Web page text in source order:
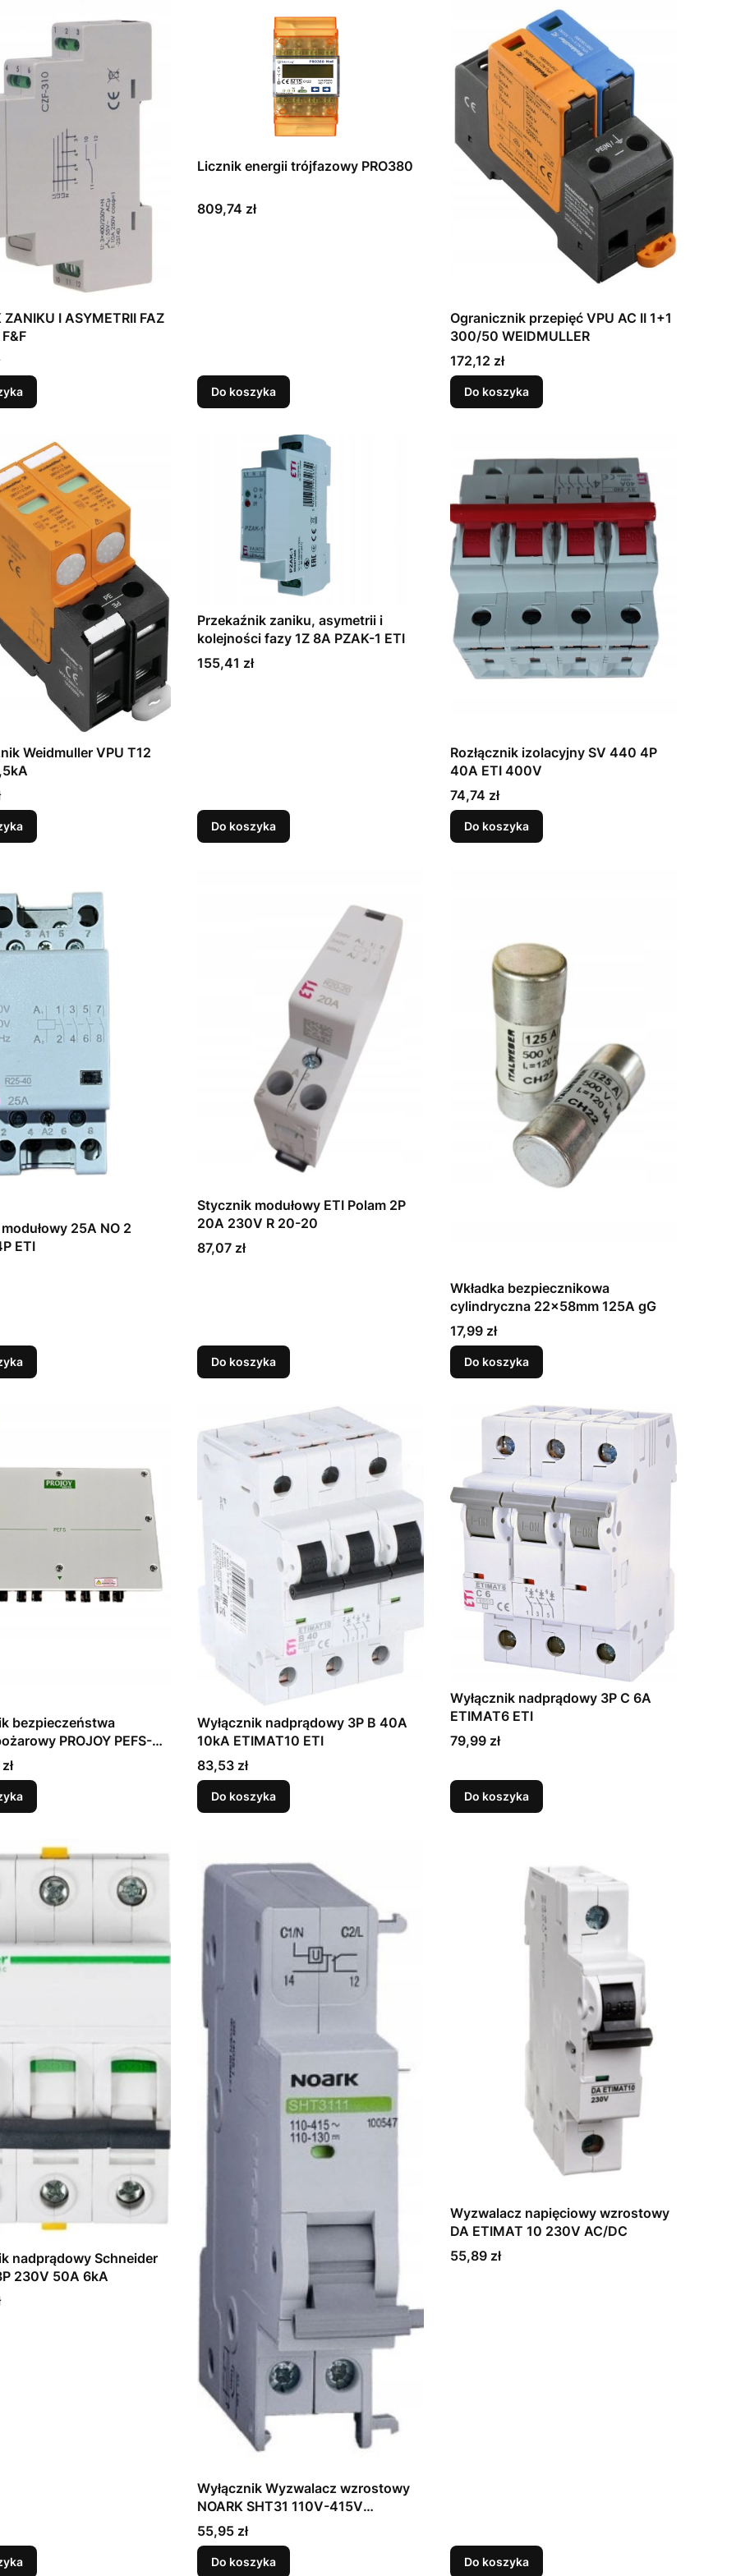
ZANIKU I ASYMETRII FAZ
Licznik energii trójfazowy PRO380
Cena
809,74 zł
Do koszyka
Ogranicznik przepięć VPU AC II 1+1
300/50 WEIDMULLER
Cena
172,12 zł
Do koszyka
Weidmuller VPU T12
Przekaźnik zaniku, asymetrii i
kolejności fazy 1Z 8A PZAK-1 ETI
Cena
155,41 zł
Do koszyka
Rozłącznik izolacyjny SV 440 4P
40A ETI 400V
Cena
74,74 zł
Do koszyka
25A NO 2
ETI
Stycznik modułowy ETI Polam 2P
20A 230V R 20-20
Cena
87,07 zł
Do koszyka
Wkładka bezpiecznikowa
cylindryczna 22x58mm 125A gG
Cena
17,99 zł
Do koszyka
bezpieczeństwa
PROJOY PEFS-
4 stringi
Wyłącznik nadprądowy 3P B 40A
10kA ETIMAT10 ETI
Cena
83,53 zł
Do koszyka
Wyłącznik nadprądowy 3P C 6A
ETIMAT6 ETI
Cena
79,99 zł
Do koszyka
nadprądowy Schneider
230V 50A 6kA
Wyłącznik Wyzwalacz wzrostowy
NOARK SHT31 110V-415V
AC/110V-130V DC
Cena
55,95 zł
Do koszyka
Wyzwalacz napięciowy wzrostowy
DA ETIMAT 10 230V AC/DC
Cena
55,89 zł
Do koszyka